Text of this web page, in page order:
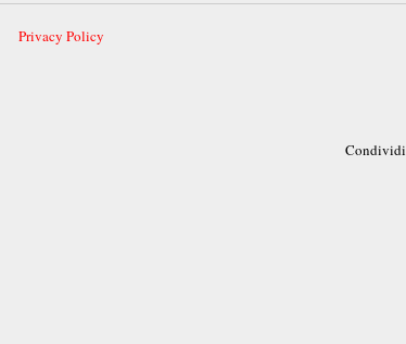
Privacy Policy
Condividi